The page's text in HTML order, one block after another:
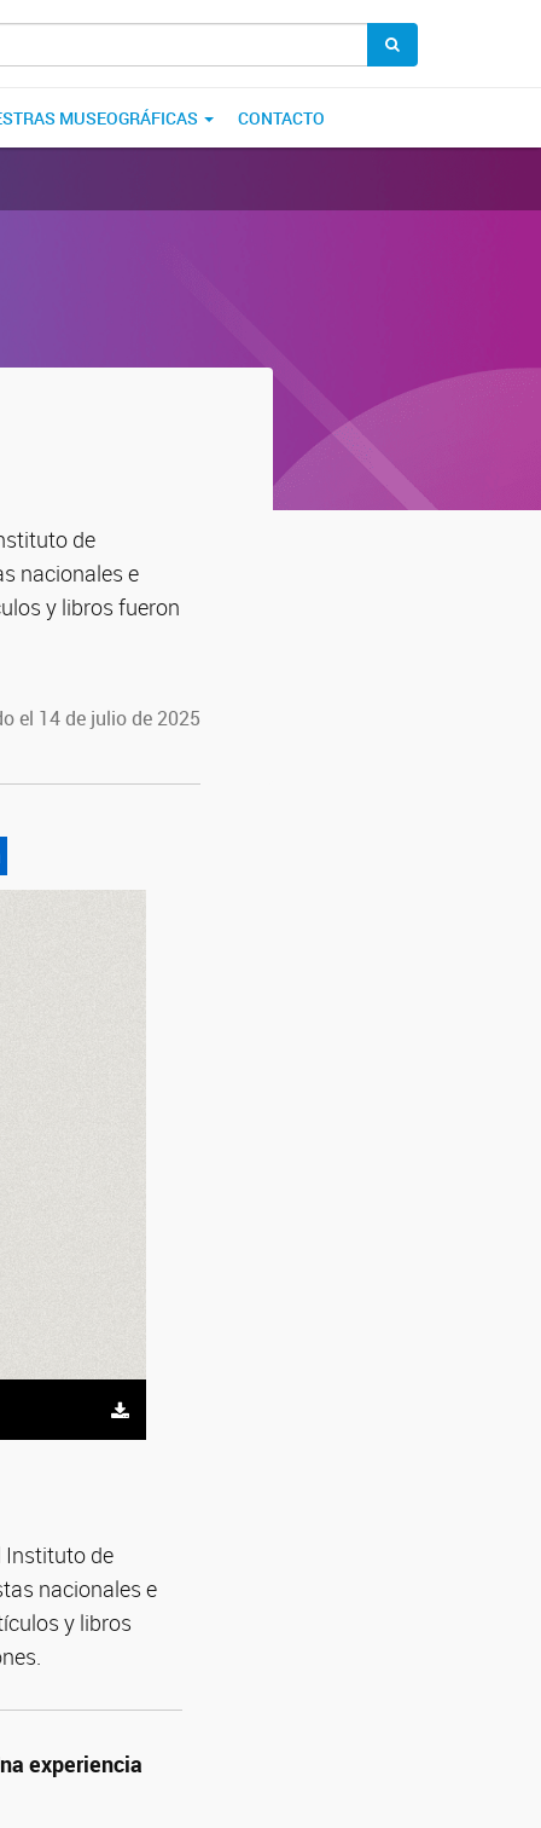
MUSEOGRÁFICAS CONTACTO
de
nacionales e
y libros fueron
el 14 de julio de 2025
Instituto de
nacionales e
y libros
experiencia